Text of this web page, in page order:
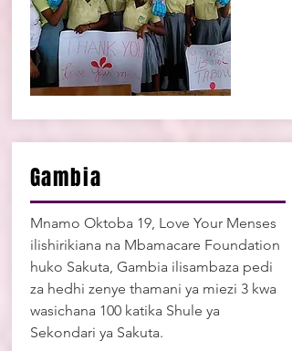
Gambia
Mnamo Oktoba 19, Love Your Menses
ilishirikiana na Mbamacare Foundation
huko Sakuta, Gambia ilisambaza pedi
za hedhi zenye thamani ya miezi 3 kwa
wasichana 100 katika Shule ya
Sekondari ya Sakuta.